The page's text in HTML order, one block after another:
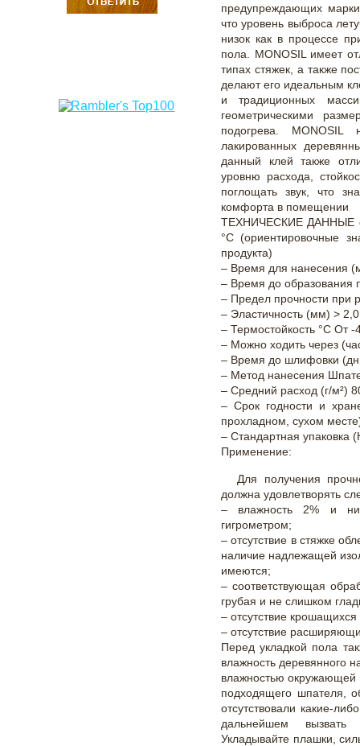
предупреждающих
что уровень выброса
низок как в процессе
пола. MONOSIL имеет
типах стяжек, а также
делают его идеальным
и традиционных
геометрическими
подогрева. MONOSIL
лакированных
данный клей также
уровню расхода,
поглощать звук, что
комфорта в помещении
ТЕХНИЧЕСКИЕ ДАННЫЕ
°C (ориентировочные
продукта)
– Время для нанесения
– Время до образования
– Предел прочности при
– Эластичность (мм) > 2,0
– Термостойкость °C От -
– Можно ходить через
– Время до шлифовки
– Метод нанесения
– Средний расход (г/м²)
– Срок годности и
прохладном, сухом
– Стандартная упаковка
Применение:
Для получения
должна удовлетворять
– влажность 2% и
гигрометром;
– отсутствие в стяжке
наличие надлежащей
имеются;
– соответствующая
грубая и не слишком
– отсутствие
– отсутствие
Перед укладкой пола
влажность деревянного
влажностью
подходящего шпателя,
отсутствовали какие-
дальнейшем
Укладывайте плашки,